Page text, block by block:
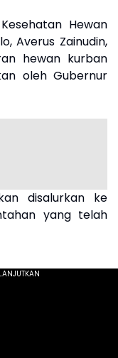
Hewan
Averus Zainudin,
hewan kurban
oleh Gubernur
disalurkan ke
yang telah